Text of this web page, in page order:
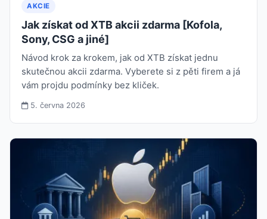
AKCIE
Jak získat od XTB akcii zdarma [Kofola,
Sony, CSG a jiné]
Návod krok za krokem, jak od XTB získat jednu
skutečnou akcii zdarma. Vyberete si z pěti firem a já
vám projdu podmínky bez kliček.
5. června 2026